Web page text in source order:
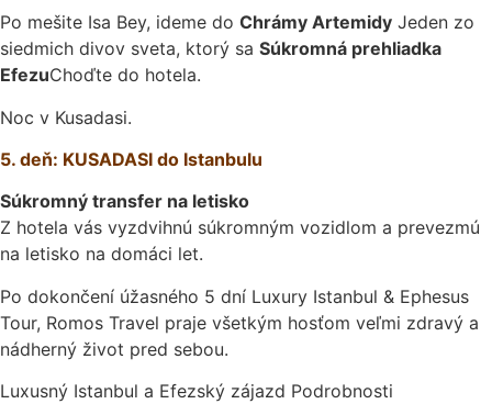
Po mešite Isa Bey, ideme do Chrámy Artemidy Jeden zo
siedmich divov sveta, ktorý sa Súkromná prehliadka
EfezuChoďte do hotela.
Noc v Kusadasi.
5. deň: KUSADASI do Istanbulu
Súkromný transfer na letisko
Z hotela vás vyzdvihnú súkromným vozidlom a prevezmú
na letisko na domáci let.
Po dokončení úžasného 5 dní Luxury Istanbul & Ephesus
Tour, Romos Travel praje všetkým hosťom veľmi zdravý a
nádherný život pred sebou.
Luxusný Istanbul a Efezský zájazd Podrobnosti